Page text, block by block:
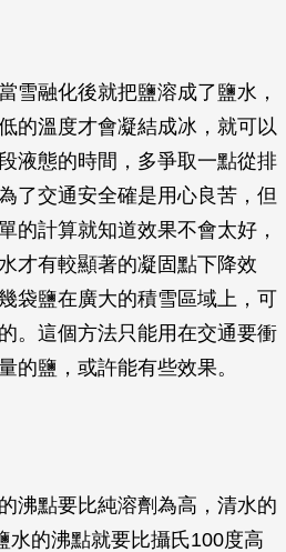
雪融化後就把鹽溶成了鹽水，
的溫度才會凝結成冰，就可以
液態的時間，多爭取一點從排
了交通安全確是用心良苦，但
的計算就知道效果不會太好，
才有較顯著的凝固點下降效
袋鹽在廣大的積雪區域上，可
。這個方法只能用在交通要衝
的鹽，或許能有些效果。
沸點要比純溶劑為高，清水的
水的沸點就要比攝氏100度高